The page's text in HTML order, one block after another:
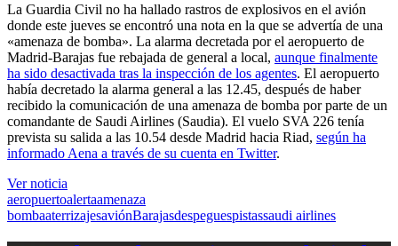
La Guardia Civil no ha hallado rastros de explosivos en el avión
donde este jueves se encontró una nota en la que se advertía de una
«amenaza de bomba». La alarma decretada por el aeropuerto de
Madrid-Barajas fue rebajada de general a local, aunque finalmente
ha sido desactivada tras la inspección de los agentes. El aeropuerto
había decretado la alarma general a las 12.45, después de haber
recibido la comunicación de una amenaza de bomba por parte de un
comandante de Saudi Airlines (Saudia). El vuelo SVA 226 tenía
prevista su salida a las 10.54 desde Madrid hacia Riad, según ha
informado Aena a través de su cuenta en Twitter.
Ver noticia
aeropuertoalertaamenaza
bombaaterrizajesaviónBarajasdespeguespistassaudi airlines